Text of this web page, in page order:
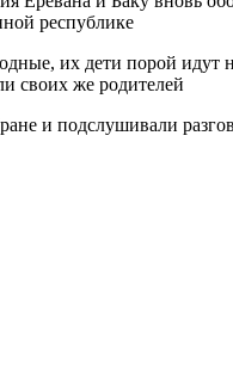
республике
их дети порой идут
своих же родителей
и подслушивали